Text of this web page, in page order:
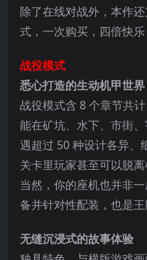
除了在线对战外，本作
式，一次购买，四倍快乐
战役模式
悉心打造的生动机甲世界
战役模式含 8 个章节共
能在矿坑、水下、市街
遇超过 50 种设计各异、
关卡里玩家甚至可以脱离
当然，你的座机也并非
备并针对性配装，也是王
无缝沉浸式的故事体验